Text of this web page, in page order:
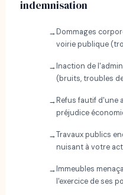
indemnisation
Dommages
voirie publique
Inaction de
(bruits, troubles
Refus fautif d'une
préjudice
Travaux publics
nuisant à votre
Immeubles
l'exercice de ses